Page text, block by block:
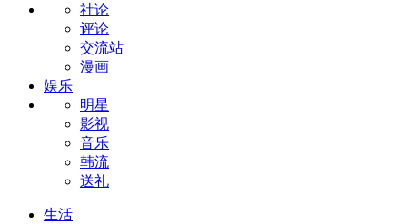
社论
评论
交流站
漫画
娱乐
明星
影视
音乐
韩流
送礼
生活